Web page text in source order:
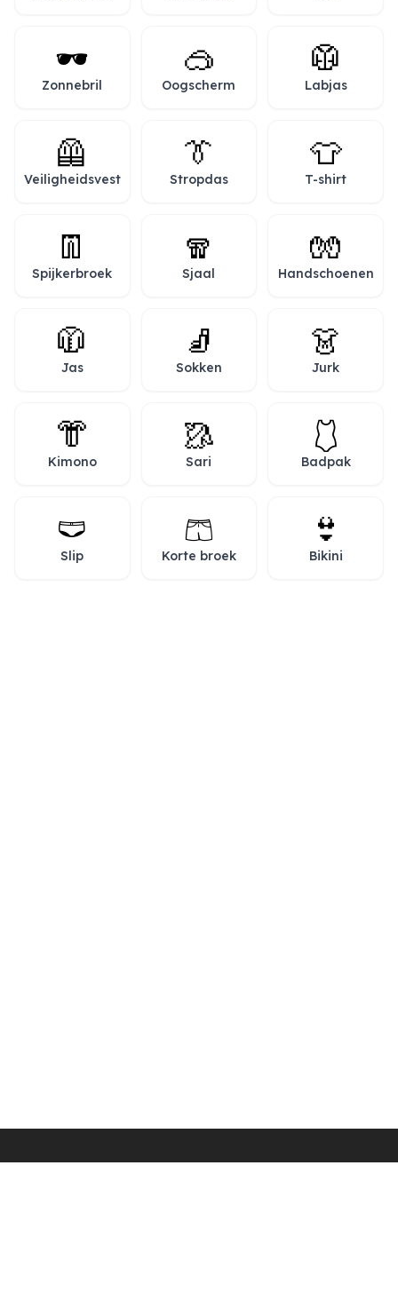
🕶️
Zonnebril
🥽
Oogscherm
🥼
Labjas
🦺
Veiligheidsvest
👔
Stropdas
👕
T-shirt
👖
Spijkerbroek
🧣
Sjaal
🧤
Handschoenen
🧥
Jas
🧦
Sokken
👗
Jurk
👘
Kimono
🥻
Sari
🩱
Badpak
🩲
Slip
🩳
Korte broek
👙
Bikini